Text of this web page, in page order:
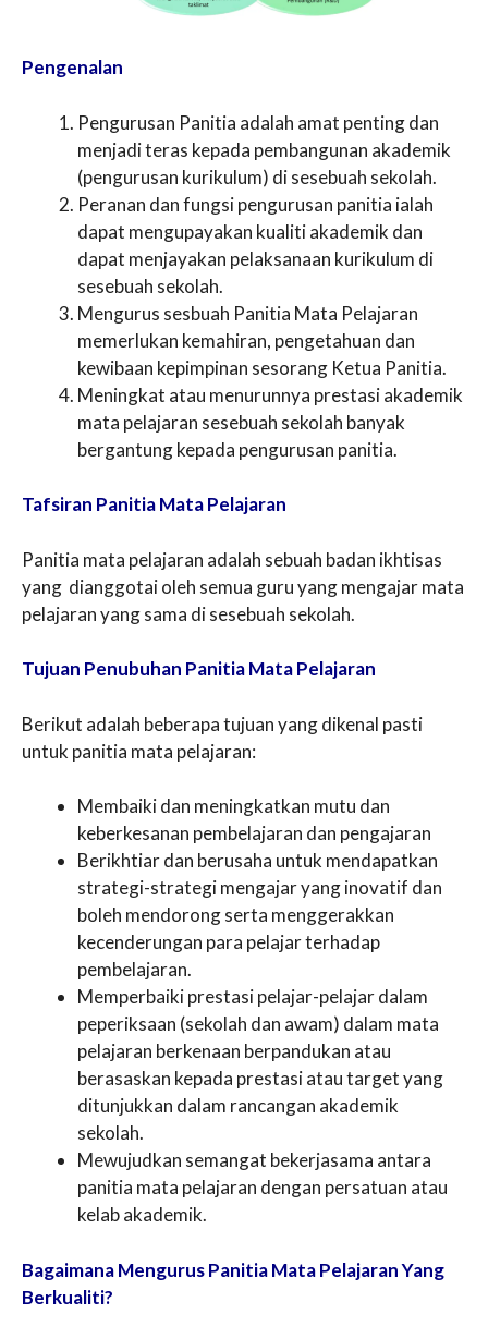
Pengenalan
Pengurusan Panitia adalah amat penting dan
menjadi teras kepada pembangunan akademik
(pengurusan kurikulum) di sesebuah sekolah.
Peranan dan fungsi pengurusan panitia ialah
dapat mengupayakan kualiti akademik dan
dapat menjayakan pelaksanaan kurikulum di
sesebuah sekolah.
Mengurus sesbuah Panitia Mata Pelajaran
memerlukan kemahiran, pengetahuan dan
kewibaan kepimpinan sesorang Ketua Panitia.
Meningkat atau menurunnya prestasi akademik
mata pelajaran sesebuah sekolah banyak
bergantung kepada pengurusan panitia.
Tafsiran Panitia Mata Pelajaran
Panitia mata pelajaran adalah sebuah badan ikhtisas
yang dianggotai oleh semua guru yang mengajar mata
pelajaran yang sama di sesebuah sekolah.
Tujuan Penubuhan Panitia Mata Pelajaran
Berikut adalah beberapa tujuan yang dikenal pasti
untuk panitia mata pelajaran:
Membaiki dan meningkatkan mutu dan
keberkesanan pembelajaran dan pengajaran
Berikhtiar dan berusaha untuk mendapatkan
strategi-strategi mengajar yang inovatif dan
boleh mendorong serta menggerakkan
kecenderungan para pelajar terhadap
pembelajaran.
Memperbaiki prestasi pelajar-pelajar dalam
peperiksaan (sekolah dan awam) dalam mata
pelajaran berkenaan berpandukan atau
berasaskan kepada prestasi atau target yang
ditunjukkan dalam rancangan akademik
sekolah.
Mewujudkan semangat bekerjasama antara
panitia mata pelajaran dengan persatuan atau
kelab akademik.
Bagaimana Mengurus Panitia Mata Pelajaran Yang
Berkualiti?